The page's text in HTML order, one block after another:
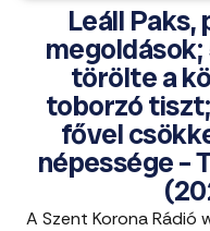
Leáll
törölte a
toborzó
fővel
népessége –
A Szent Korona